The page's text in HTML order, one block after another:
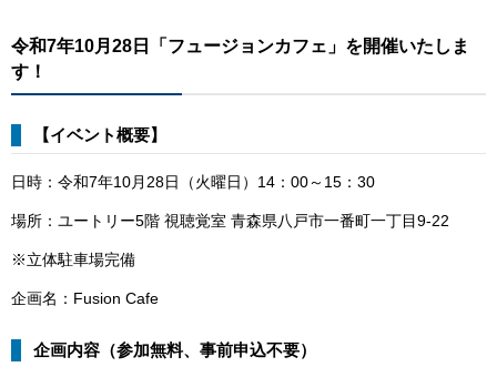
令和7年10月28日「フュージョンカフェ」を開催いたしま
す！​
【イベント概要】
日時：令和7年10月28日（火曜日）14：00～15：30
場所：ユートリー5階 視聴覚室 青森県八戸市一番町一丁目9-22
※立体駐車場完備
企画名：Fusion Cafe
企画内容（参加無料、事前申込不要）